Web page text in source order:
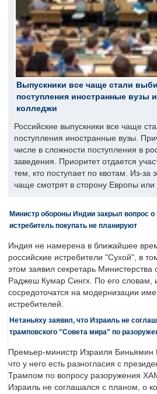
Выпускники все чаще стали
поступления иностранные вузы
колледжи
Российские выпускники все чаще
поступления иностранные вузы.
числе в сложности поступления в
заведения. Приоритет отдается
тем, кто поступает по квотам. Из-за
чаще смотрят в сторону Европы или
Министр обороны Индии закрыл вопрос о
истребитель покупать не планируют
Индия не намерена в ближайшее
российские истребители "Сухой", в
этом заявил секретарь
Раджеш Кумар Сингх. По его словам,
сосредоточатся на модернизации
истребителей.
Нетаньяху заявил, что Израиль не
трамповского "Совета мира" по
Премьер-министр Израиля Биньямин
что у него есть разногласия с
Трампом по вопросу разоружения
Израиль не соглашался с планом, о